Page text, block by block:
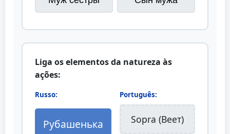
Liga os elementos da natureza às
ações:
Russo:
Рубашенька
Português:
Sopra (Веет)